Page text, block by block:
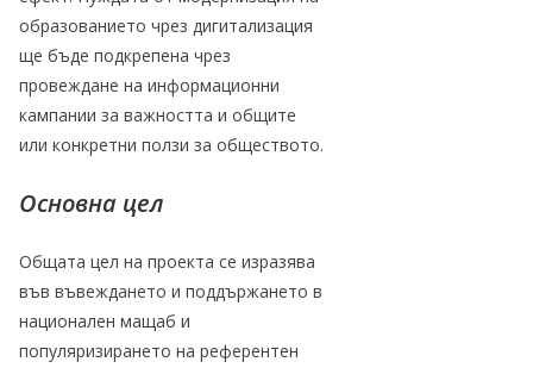
образованието чрез дигитализация
ще бъде подкрепена чрез
провеждане на информационни
кампании за важността и общите
или конкретни ползи за обществото.
Основна цел
Общата цел на проекта се изразява
във въвеждането и поддържането в
национален мащаб и
популяризирането на референтен